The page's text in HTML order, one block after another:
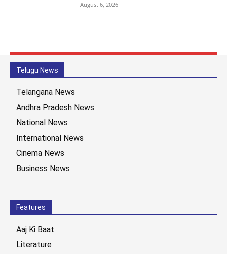
August 6, 2026
Telugu News
Telangana News
Andhra Pradesh News
National News
International News
Cinema News
Business News
Features
Aaj Ki Baat
Literature